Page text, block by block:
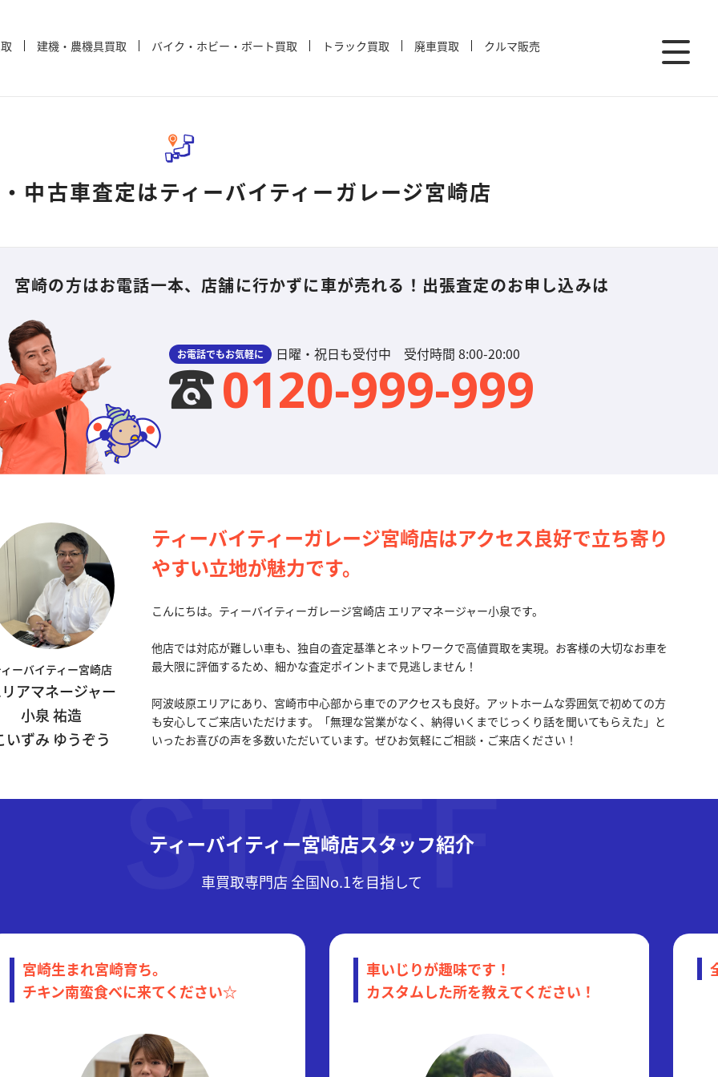
建機・農機具買取 バイク・ホビー・ボート買取 トラック買取 廃車買取 クルマ販売
中古車査定はティーバイティーガレージ宮崎店
宮崎の方はお電話一本、店舗に行かずに車が売れる！ 出張査定のお申し込みは
お電話でもお気軽に 日曜・祝日も受付中 受付時間 8:00-20:00
0120-999-999
ーバイティー宮崎店
アマネージャー
小泉 祐造
いずみ ゆうぞう
ティーバイティーガレージ宮崎店はアクセス良好で立ち寄り
やすい立地が魅力です。
こんにちは。ティーバイティーガレージ宮崎店 エリアマネージャー小泉です。
他店では対応が難しい車も、独自の査定基準とネットワークで高値買取を実現。お客様の大切なお車を
最大限に評価するため、細かな査定ポイントまで見逃しません！
阿波岐原エリアにあり、宮崎市中心部から車でのアクセスも良好。アットホームな雰囲気で初めての方
も安心してご来店いただけます。「無理な営業がなく、納得いくまでじっくり話を聞いてもらえた」と
いったお喜びの声を多数いただいています。ぜひお気軽にご相談・ご来店ください！
ティーバイティー宮崎店スタッフ紹介
車買取専門店 全国No.1を目指して
宮崎生まれ宮崎育ち。
チキン南蛮食べに来てください☆
車いじりが趣味です！
カスタムした所を教えてください！